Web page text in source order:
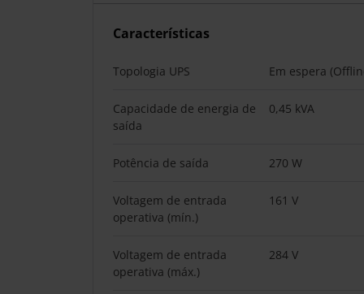
Características
Topologia UPS Em espera
Capacidade de energia de
saída
0,45 kVA
Potência de saída 270 W
Voltagem de entrada
operativa (mín.)
161 V
Voltagem de entrada
operativa (máx.)
284 V